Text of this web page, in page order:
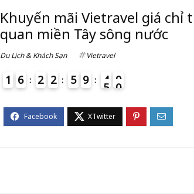
Khuyến mãi Vietravel giá chỉ
quan miền Tây sông nước
Du Lịch & Khách Sạn Vietravel
1 6 2 2 5 9
4 9